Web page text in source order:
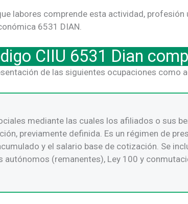
labores comprende esta actividad,
6531 DIAN.
CIIU 6531 Dian
de las siguientes ocupaciones como
mediante las cuales los afiliados o sus
previamente definida. Es un régimen de
y el salario base de cotización. Se
(remanentes), Ley 100 y